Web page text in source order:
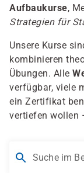
Aufbaukurse,
Strategien für
Unsere Kurse
kombinieren
Übungen. Alle
verfügbar, viele
ein Zertifikat
vertiefen wollen
Suche im